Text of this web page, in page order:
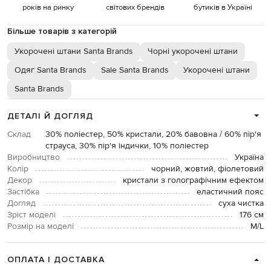
років на ринку світових брендів бутиків в Україні
Більше товарів з категорій
Укорочені штани Santa Brands
Чорні укорочені штани
Одяг Santa Brands
Sale Santa Brands
Укорочені штани
Santa Brands
ДЕТАЛІ Й ДОГЛЯД
Склад
30% поліестер, 50% кристали, 20% бавовна / 60% пір'я
страуса, 30% пір'я індички, 10% поліестер
Виробництво
Україна
Колір
чорний, жовтий, фіолетовий
Декор
кристали з голографічним ефектом
Застібка
еластичний пояс
Догляд
суха чистка
Зріст моделі
176 см
Розмір на моделі
M/L
ОПЛАТА І ДОСТАВКА